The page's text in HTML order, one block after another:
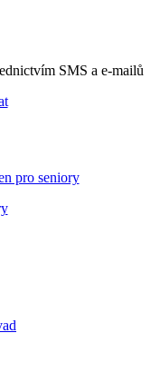
SMS a e-mailů
pro seniory